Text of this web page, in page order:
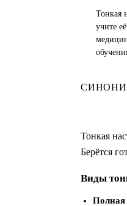
Тонкая
учите
Тонкая
Берётся
Виды
Полная